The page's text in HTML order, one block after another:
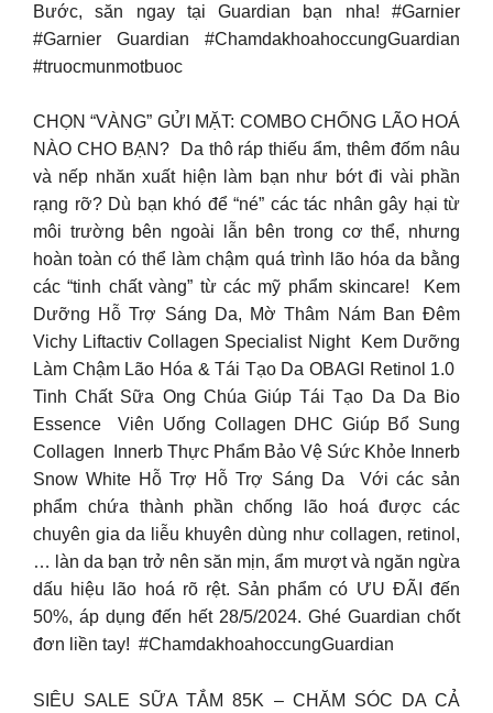
Bước, săn ngay tại Guardian bạn nha! #Garnier
#Garnier Guardian #ChamdakhoahoccungGuardian
#truocmunmotbuoc
CHỌN “VÀNG” GỬI MẶT: COMBO CHỐNG LÃO HOÁ
NÀO CHO BẠN? ​ Da thô ráp thiếu ẩm, thêm đốm nâu
và nếp nhăn xuất hiện làm bạn như bớt đi vài phần
rạng rỡ?​ Dù bạn khó để “né” các tác nhân gây hại từ
môi trường bên ngoài lẫn bên trong cơ thể, nhưng
hoàn toàn có thể làm chậm quá trình lão hóa da bằng
các “tinh chất vàng” từ các mỹ phẩm skincare! ​ Kem
Dưỡng Hỗ Trợ Sáng Da, Mờ Thâm Nám Ban Đêm
Vichy Liftactiv Collagen Specialist Night ​ Kem Dưỡng
Làm Chậm Lão Hóa & Tái Tạo Da OBAGI Retinol 1.0 ​
Tinh Chất Sữa Ong Chúa Giúp Tái Tạo Da Da Bio
Essence ​ Viên Uống Collagen DHC Giúp Bổ Sung
Collagen ​ Innerb Thực Phẩm Bảo Vệ Sức Khỏe Innerb
Snow White Hỗ Trợ Hỗ Trợ Sáng Da ​ Với các sản
phẩm chứa thành phần chống lão hoá được các
chuyên gia da liễu khuyên dùng như collagen, retinol,
… làn da bạn trở nên săn mịn, ẩm mượt và ngăn ngừa
dấu hiệu lão hoá rõ rệt.​ Sản phẩm có ƯU ĐÃI đến
50%, áp dụng đến hết 28/5/2024. Ghé Guardian chốt
đơn liền tay! ​ #ChamdakhoahoccungGuardian​
SIÊU SALE SỮA TẮM 85K – CHĂM SÓC DA CẢ